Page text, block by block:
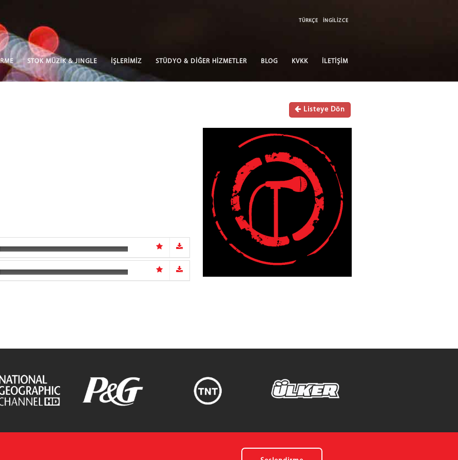
TÜRKÇE İNGİLİZCE
STOK MÜZİK & JINGLE İŞLERİMİZ STÜDYO & DİĞER HİZMETLER BLOG KVKK İLETİŞİM
Listeye Dön